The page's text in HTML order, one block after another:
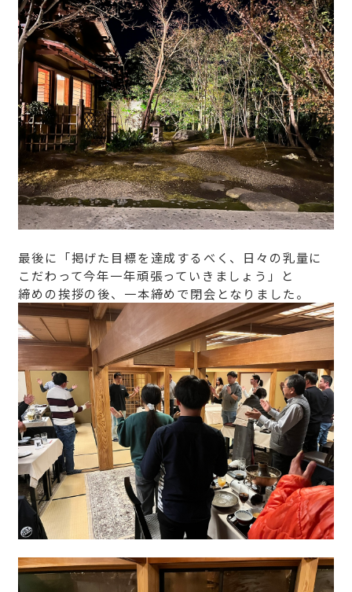
最後に「掲げた目標を達成するべく、日々の乳量に
こだわって今年一年頑張っていきましょう」と
締めの挨拶の後、一本締めで閉会となりました。